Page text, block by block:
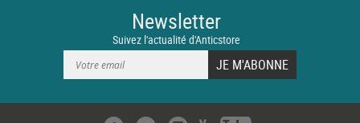
Newsletter
Suivez l'actualité d'Anticstore